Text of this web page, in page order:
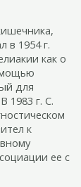
в 1954 г.
как о
для
1983 г. С.
к
ее с